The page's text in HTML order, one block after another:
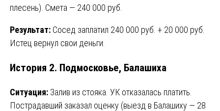
плесень). Смета — 240 000 руб.
Результат: Сосед заплатил 240 000 руб. + 20 000 руб.
Истец вернул свои деньги.
История 2. Подмосковье, Балашиха
Ситуация: Залив из стояка. УК отказалась платить.
Пострадавший заказал оценку (выезд в Балашиху — 28